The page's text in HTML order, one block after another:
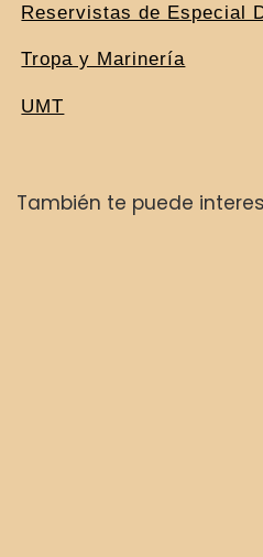
Reservistas de Especial
Tropa y Marinería
UMT
También te puede